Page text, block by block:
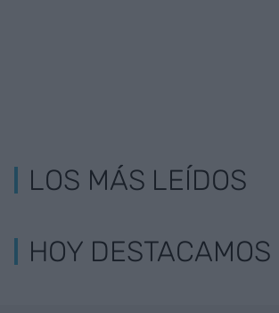
LOS MÁS LEÍDOS
HOY DESTACAMOS